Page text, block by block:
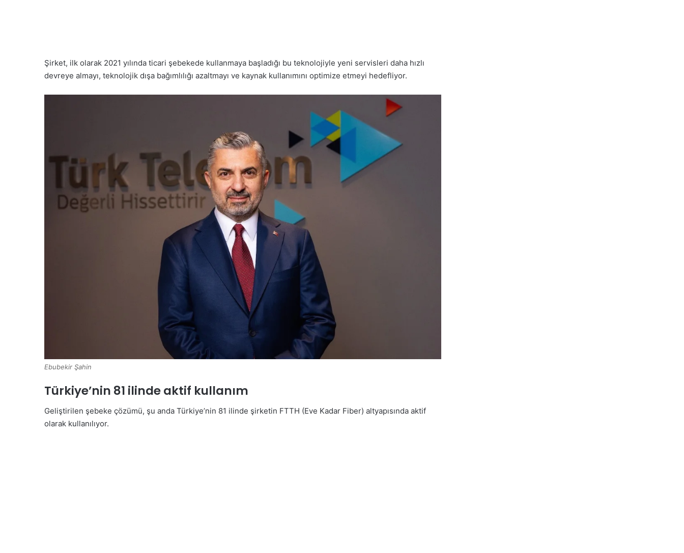
Şirket, ilk olarak 2021 yılında ticari şebekede kullanmaya başladığı bu teknolojiyle yeni servisleri daha hızlı
devreye almayı, teknolojik dışa bağımlılığı azaltmayı ve kaynak kullanımını optimize etmeyi hedefliyor.
Ebubekir Şahin
Türkiye’nin 81 ilinde aktif kullanım
Geliştirilen şebeke çözümü, şu anda Türkiye’nin 81 ilinde şirketin FTTH (Eve Kadar Fiber) altyapısında aktif
olarak kullanılıyor.